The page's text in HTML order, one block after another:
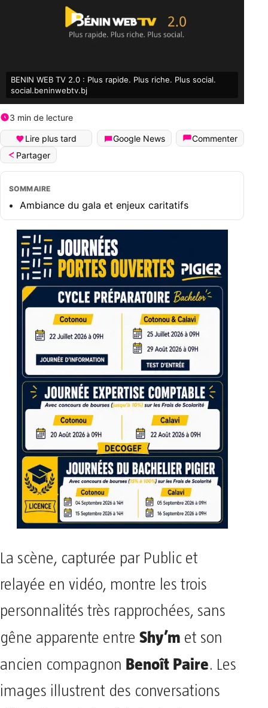
BENIN WEB TV 2.0 : Plus rapide. Plus riche. Plus social.
social.beninwebtv.bj
3 min de lecture
Lire plus tard Google News
Commenter
Partager
SOMMAIRE
Ambiance du gala et enjeux caritatifs
La scène, capturée par Public et
relayée en vidéo, montre les trois
personnalités très rapprochées, sans
gêne apparente entre Shy’m et son
ancien compagnon Benoît Paire. Les
images illustrent des conversations